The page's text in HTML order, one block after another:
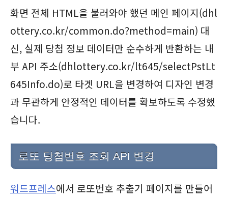
화면 전체 HTML을 불러와야 했던 메인 페이지(dhl
ottery.co.kr/common.do?method=main) 대
신, 실제 당첨 정보 데이터만 순수하게 반환하는 내
부 API 주소(dhlottery.co.kr/lt645/selectPstLt
645Info.do)로 타겟 URL을 변경하여 디자인 변경
과 무관하게 안정적인 데이터를 확보하도록 수정했
습니다.
로또 당첨번호 조회 API 변경
워드프레스에서 로또번호 추출기 페이지를 만들어